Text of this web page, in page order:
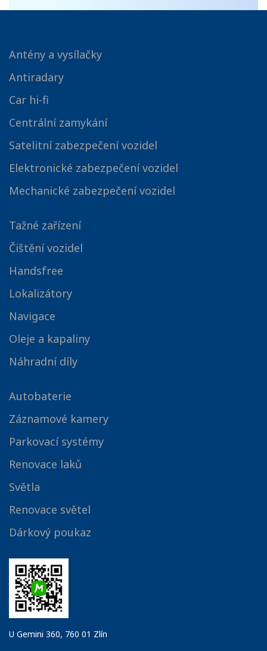
Antény a vysílačky
Antiradary
Car hi-fi
Centrální zamykání
Satelitní zabezpečení vozidel
Elektronické zabezpečení vozidel
Mechanické zabezpečení vozidel
Tažné zařízení
Čištění vozidel
Handsfree
Lokalizátory
Navigace
Oleje a kapaliny
Náhradní díly
Autobaterie
Záznamové kamery
Parkovací systémy
Renovace laků
Světla
Renovace světel
Dárkový poukaz
U Gemini 360, 760 01 Zlín